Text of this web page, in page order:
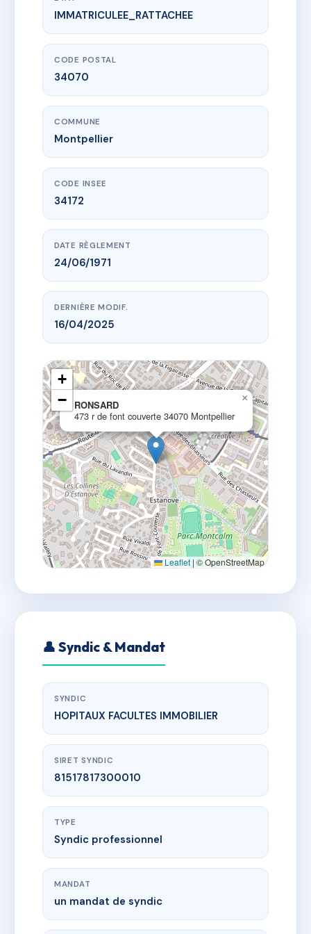
www.vme.plus/AC0368480
RONSARD
473 r de font couverte
IMMATRICULEE_RATTACHEE
CODE POSTAL
34070
COMMUNE
Montpellier
CODE INSEE
34172
DATE RÈGLEMENT
24/06/1971
DERNIÈRE MODIF.
16/04/2025
RONSARD
473 r de font couverte 34070 Montpellier
×
+
−
Leaflet | © OpenStreetMap
👤 Syndic & Mandat
SYNDIC
HOPITAUX FACULTES IMMOBILIER
SIRET SYNDIC
81517817300010
TYPE
Syndic professionnel
MANDAT
un mandat de syndic